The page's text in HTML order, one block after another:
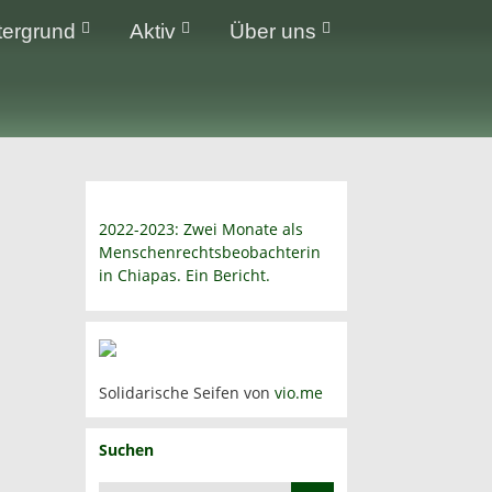
Aktiv Über uns
2022-2023: Zwei Monate als
Menschenrechtsbeobachterin
in Chiapas. Ein Bericht.
Solidarische Seifen vonvio.me
Suchen